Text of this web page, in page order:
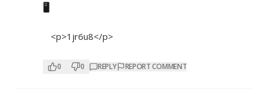
🖥
<p>1jr6u8</p>
0 0 REPLY REPORT COMMENT